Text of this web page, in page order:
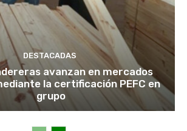
DESTACADAS
avanzan en mercados
la certificación PEFC en
grupo